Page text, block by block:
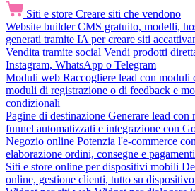
Siti e store Creare siti che vendono
Website builder CMS gratuito, modelli,
generati tramite IA per creare siti
Vendita tramite social Vendi prodotti
Instagram, WhatsApp o Telegram
Moduli web Raccogliere lead con moduli
moduli di registrazione o di feedback e
condizionali
Pagine di destinazione Generare lead con
funnel automatizzati e integrazione con
Negozio online Potenzia l'e-commerce
elaborazione ordini, consegne e
Siti e store online per dispositivi mobili
online, gestione clienti, tutto su